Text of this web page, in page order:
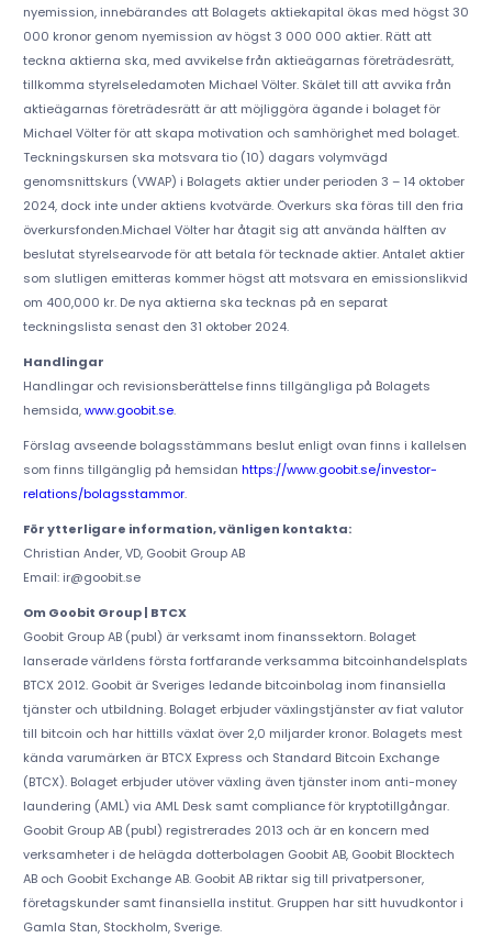
nyemission, innebärandes att Bolagets aktiekapital ökas med högst 30
000 kronor genom nyemission av högst 3 000 000 aktier. Rätt att
teckna aktierna ska, med avvikelse från aktieägarnas företrädesrätt,
tillkomma styrelseledamoten Michael Völter. Skälet till att avvika från
aktieägarnas företrädesrätt är att möjliggöra ägande i bolaget för
Michael Völter för att skapa motivation och samhörighet med bolaget.
Teckningskursen ska motsvara tio (10) dagars volymvägd
genomsnittskurs (VWAP) i Bolagets aktier under perioden 3 – 14 oktober
2024, dock inte under aktiens kvotvärde. Överkurs ska föras till den fria
överkursfonden.Michael Völter har åtagit sig att använda hälften av
beslutat styrelsearvode för att betala för tecknade aktier. Antalet aktier
som slutligen emitteras kommer högst att motsvara en emissionslikvid
om 400,000 kr. De nya aktierna ska tecknas på en separat
teckningslista senast den 31 oktober 2024.
Handlingar
Handlingar och revisionsberättelse finns tillgängliga på Bolagets
hemsida,www.goobit.se.
Förslag avseende bolagsstämmans beslut enligt ovan finns i kallelsen
som finns tillgänglig på hemsidan https://www.goobit.se/investor-
relations/bolagsstammor.
För ytterligare information, vänligen kontakta:
Christian Ander, VD, Goobit Group AB
Email: ir@goobit.se
Om Goobit Group | BTCX
Goobit Group AB (publ) är verksamt inom finanssektorn. Bolaget
lanserade världens första fortfarande verksamma bitcoinhandelsplats
BTCX 2012. Goobit är Sveriges ledande bitcoinbolag inom finansiella
tjänster och utbildning. Bolaget erbjuder växlingstjänster av fiat valutor
till bitcoin och har hittills växlat över 2,0 miljarder kronor. Bolagets mest
kända varumärken är BTCX Express och Standard Bitcoin Exchange
(BTCX). Bolaget erbjuder utöver växling även tjänster inom anti-money
laundering (AML) via AML Desk samt compliance för kryptotillgångar.
Goobit Group AB (publ) registrerades 2013 och är en koncern med
verksamheter i de helägda dotterbolagen Goobit AB, Goobit Blocktech
AB och Goobit Exchange AB. Goobit AB riktar sig till privatpersoner,
företagskunder samt finansiella institut. Gruppen har sitt huvudkontor i
Gamla Stan, Stockholm, Sverige.